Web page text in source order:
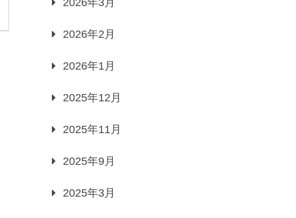
2026年3月
2026年2月
2026年1月
2025年12月
2025年11月
2025年9月
2025年3月